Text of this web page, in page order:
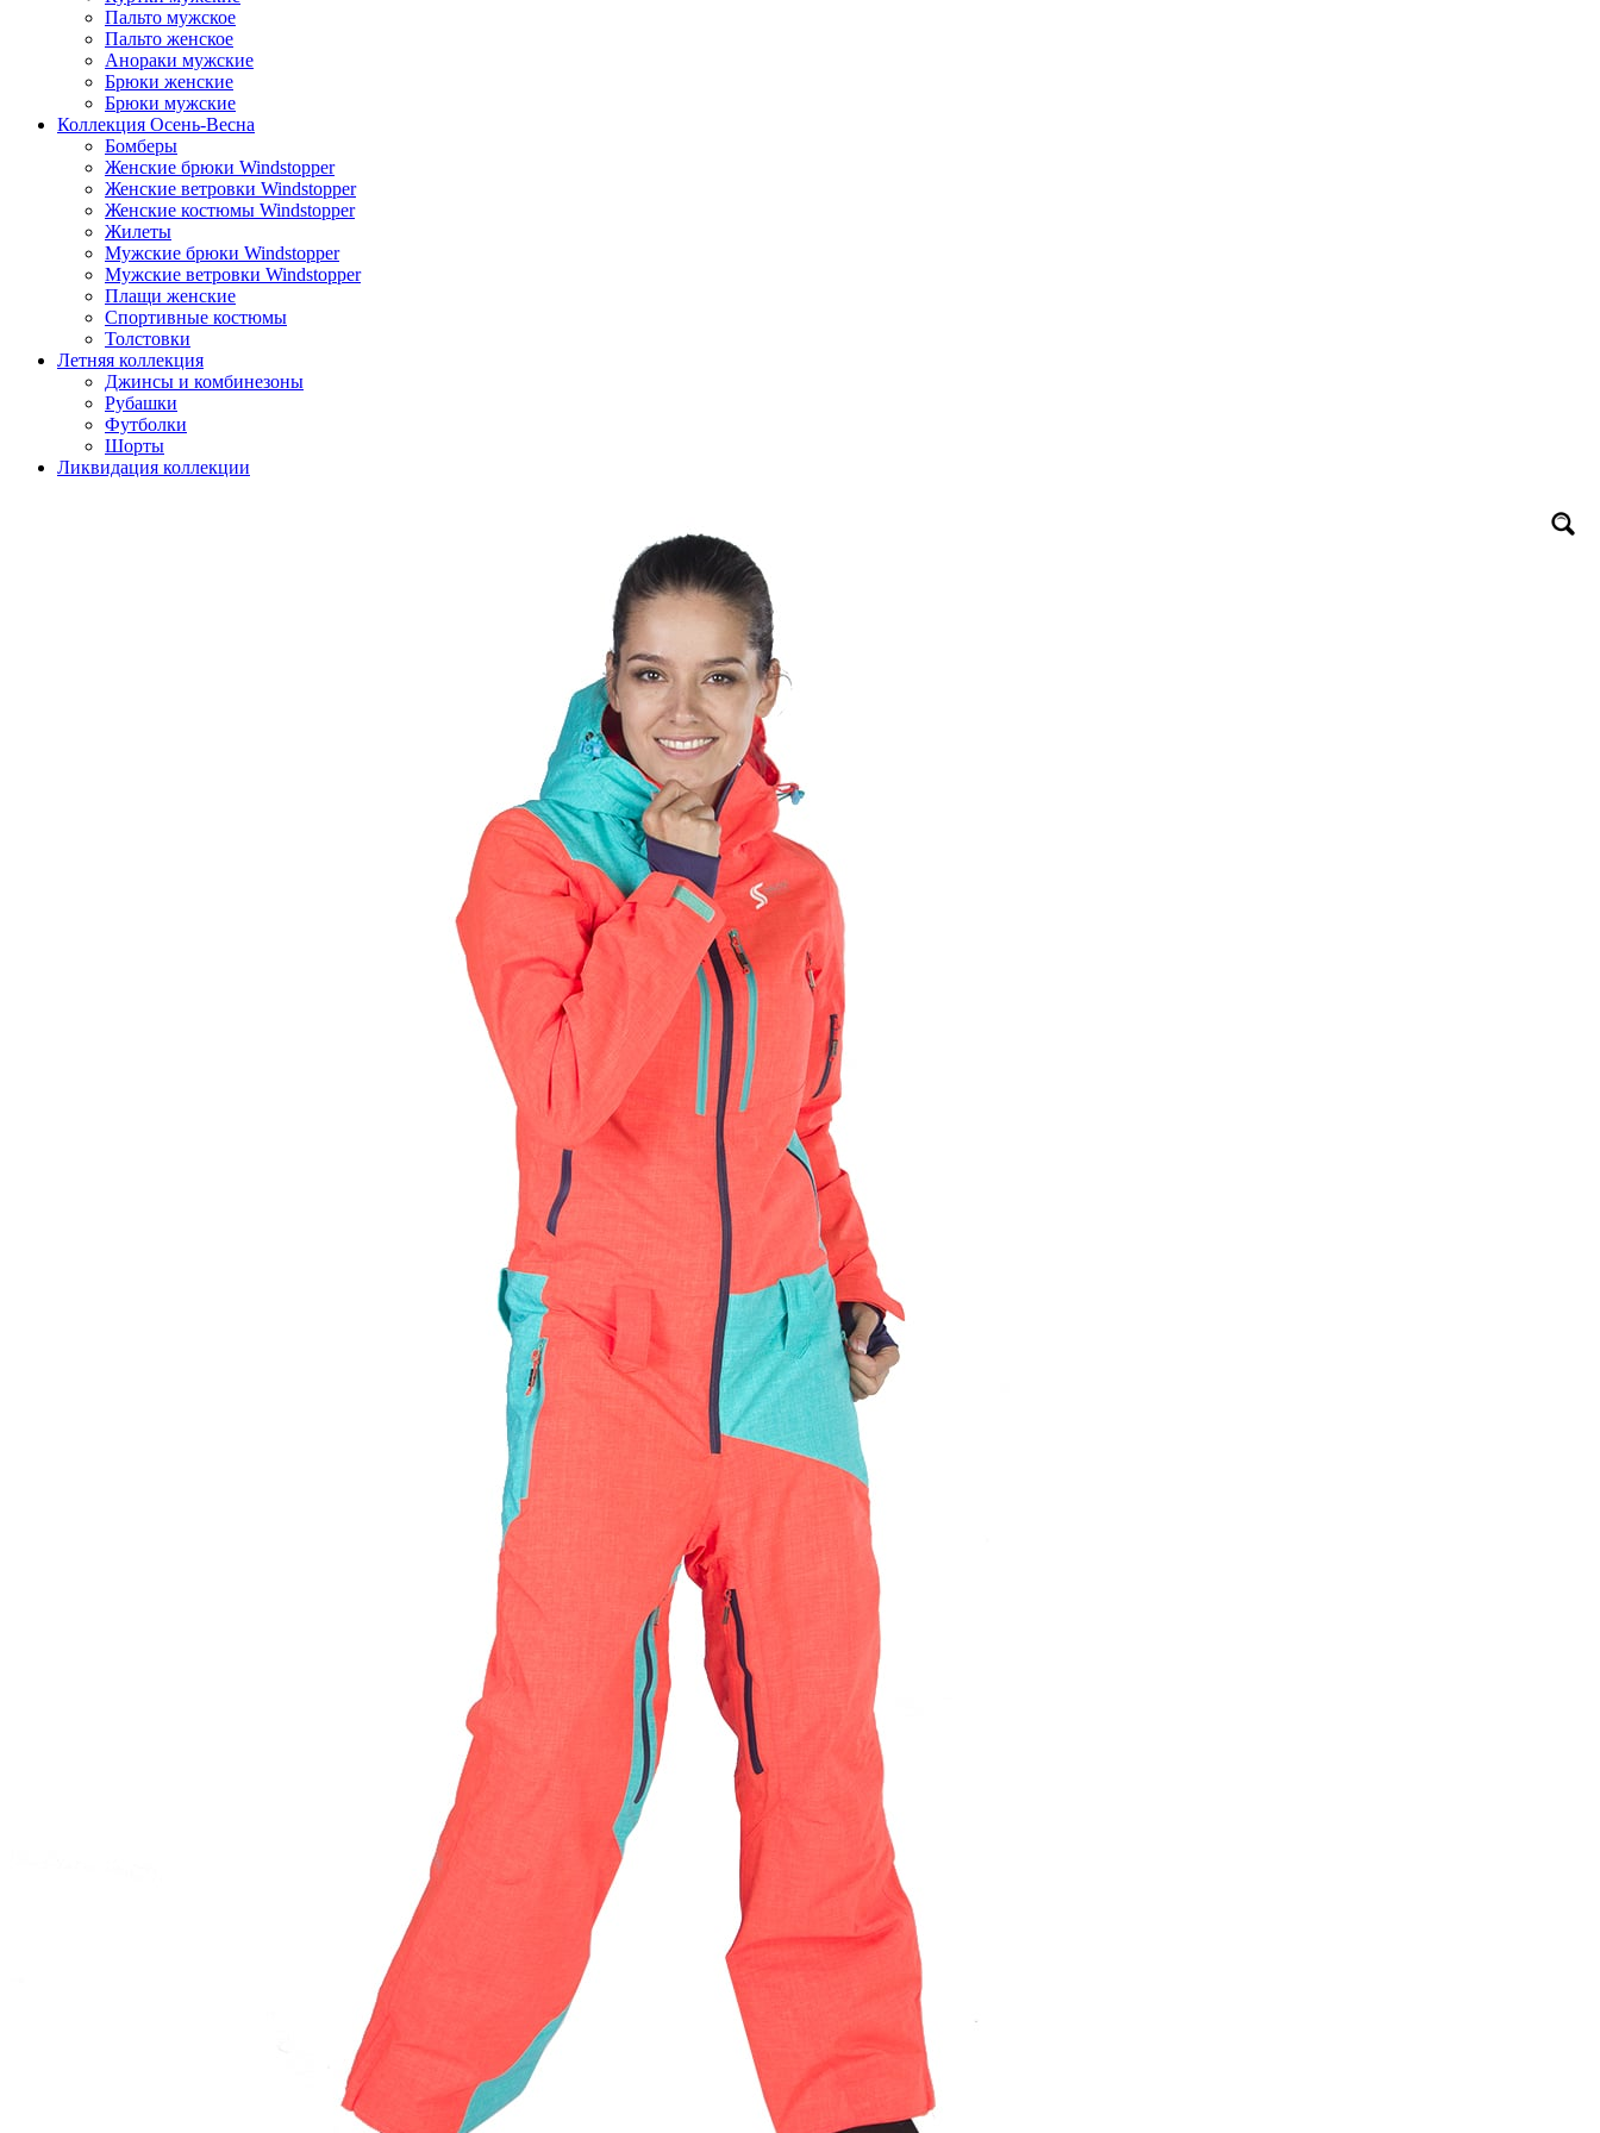
Пальто мужское
Пальто женское
Анораки мужские
Брюки женские
Брюки мужские
Коллекция Осень-Весна
Бомберы
Женские брюки Windstopper
Женские ветровки Windstopper
Женские костюмы Windstopper
Жилеты
Мужские брюки Windstopper
Мужские ветровки Windstopper
Плащи женские
Спортивные костюмы
Толстовки
Летняя коллекция
Джинсы и комбинезоны
Рубашки
Футболки
Шорты
Ликвидация коллекции